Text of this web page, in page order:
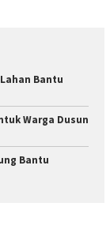
Bantu
Warga Dusun
Bantu